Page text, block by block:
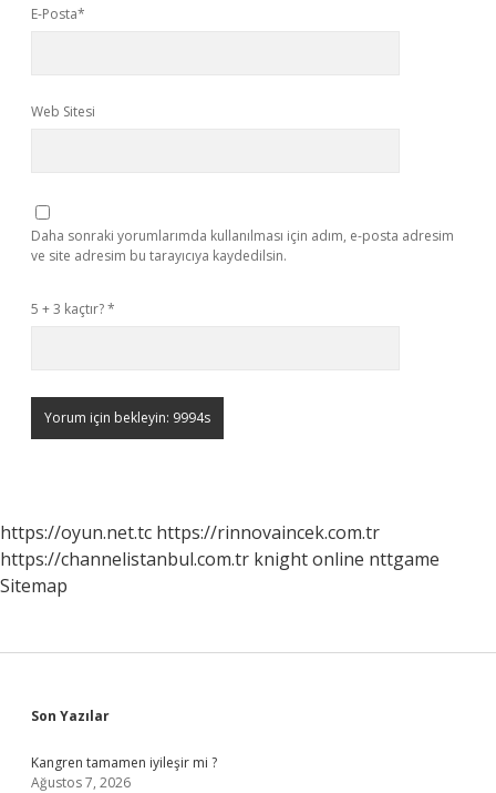
E-Posta*
Web Sitesi
Daha sonraki yorumlarımda kullanılması için adım, e-posta adresim
ve site adresim bu tarayıcıya kaydedilsin.
5 + 3 kaçtır?*
https://oyun.net.tc https://rinnovaincek.com.tr
https://channelistanbul.com.tr knight online nttgame
Sitemap
Sidebar
Son Yazılar
Kangren tamamen iyileşir mi ?
Ağustos 7, 2026